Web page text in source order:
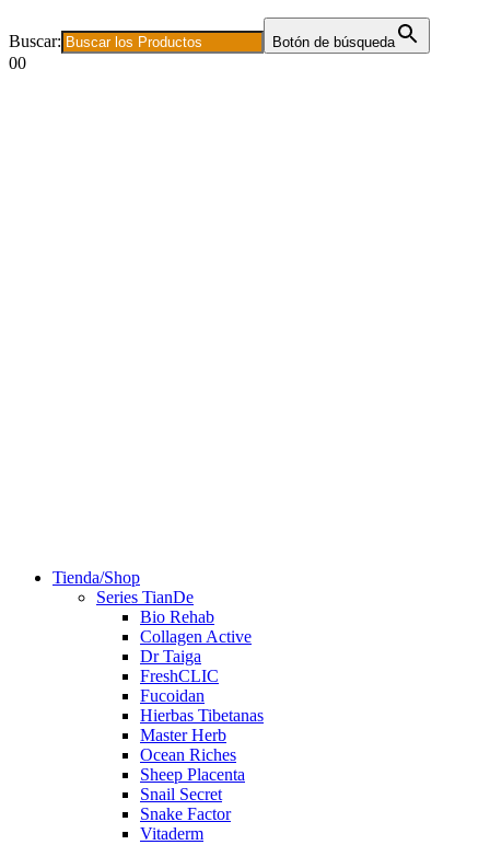
Buscar: Botón de búsqueda
00
Tienda/Shop
Series TianDe
Bio Rehab
Collagen Active
Dr Taiga
FreshCLIC
Fucoidan
Hierbas Tibetanas
Master Herb
Ocean Riches
Sheep Placenta
Snail Secret
Snake Factor
Vitaderm